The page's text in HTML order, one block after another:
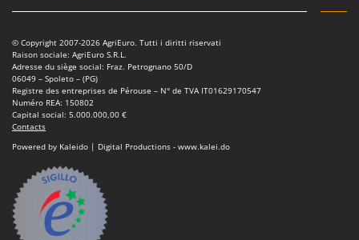
Sécateurs électriques à batterie
Sécateurs et Échenilloirs manuels
Sécateurs pneumatiques
Semoirs et Épandeurs d'engrais
Socs pour tracteur
Souffleurs aspirateurs pour Feuilles
Soufreuses - Poudreuses à dos
Soufreuses - Poudreuses pour tracteur
Intex
Italyco
ITM
J JOLLY ITALIA
K
KAAZ
Karcher
Kasco
Kemper
© Copyright 2007-2026 AgriEuro. Tutti i diritti riservati
Raison sociale: AgriEuro S.R.L.
Adresse du siège social: Fraz. Petrognano 50/D
06049 – Spoleto – (PG)
Registre des entreprises de Pérouse – N° de TVA IT01629170547
Numéro REA: 150802
Capital social: 5.000.000,00 €
Contacts
Powered by Kaleido | Digital Productions - www.kalei.do